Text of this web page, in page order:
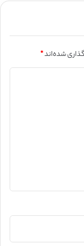
شده‌اند*